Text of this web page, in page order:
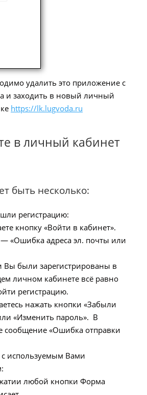
удалить это приложение с
и заходить в новый личный
https://lk.lugvoda.ru
в личный кабинет
быть несколько:
регистрацию:
кнопку «Войти в кабинет».
— «Ошибка адреса эл. почты или
Вы были зарегистрированы в
личном кабинете всё равно
регистрацию.
нажать кнопки «Забыли
«Изменить пароль». В
сообщение «Ошибка отправки
используемым Вами
любой кнопки Форма